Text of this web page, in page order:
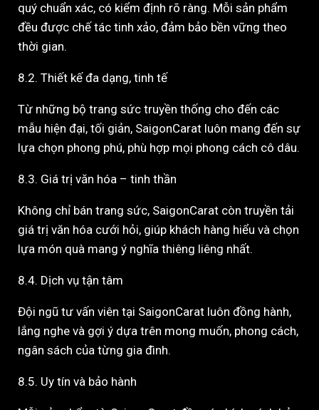
quý chuẩn xác, có kiểm định rõ ràng. Mỗi sản phẩm
đều được chế tác tinh xảo, đảm bảo bền vững theo
thời gian.
8.2. Thiết kế đa dạng, tinh tế
Từ những bộ trang sức truyền thống cho đến các
mẫu hiện đại, tối giản, SaigonCarat luôn mang đến sự
lựa chọn phong phú, phù hợp mọi phong cách cô dâu.
8.3. Giá trị văn hóa – tinh thần
Không chỉ bán trang sức, SaigonCarat còn truyền tải
giá trị văn hóa cưới hỏi, giúp khách hàng hiểu và chọn
lựa món quà mang ý nghĩa thiêng liêng nhất.
8.4. Dịch vụ tận tâm
Đội ngũ tư vấn viên tại SaigonCarat luôn đồng hành,
lắng nghe và gợi ý dựa trên mong muốn, phong cách,
ngân sách của từng gia đình.
8.5. Uy tín và bảo hành